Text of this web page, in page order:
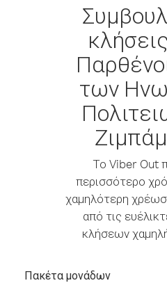
των
Το Viber Out
περισσότερο
χαμηλότερη
από τις
κλήσεων
Πακέτα μονάδων